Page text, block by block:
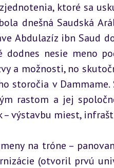
ktoré sa
dnešná Saudská
Abdulazíz ibn Saud
nesie meno
a možnosti, no
storočia v Dammame.
rastom a jej
výstavbu miest,
na tróne –
(otvoril prvú